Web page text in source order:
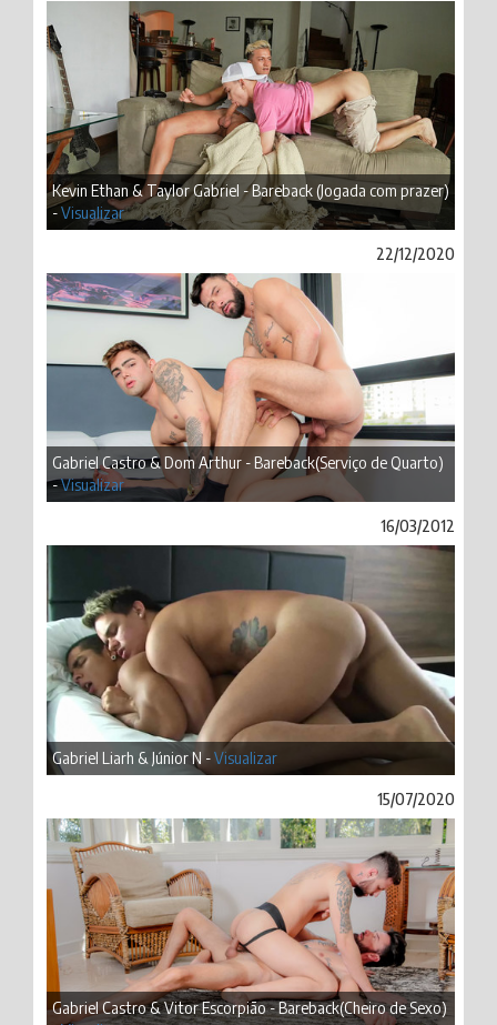
Kevin Ethan & Taylor Gabriel - Bareback (Jogada com prazer)
-Visualizar
22/12/2020
Gabriel Castro & Dom Arthur - Bareback(Serviço de Quarto)
-Visualizar
16/03/2012
Gabriel Liarh & Júnior N -Visualizar
15/07/2020
Gabriel Castro & Vitor Escorpião - Bareback(Cheiro de Sexo)